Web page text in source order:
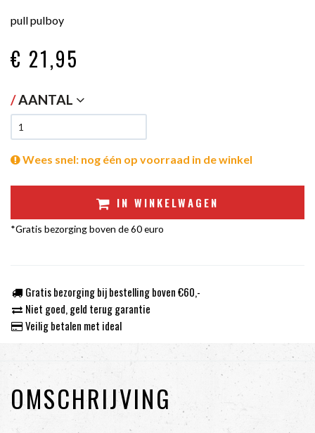
pull pulboy
€ 21,95
/AANTAL
Wees snel: nog één op voorraad in de winkel
IN WINKELWAGEN
*Gratis bezorging boven de 60 euro
Gratis bezorging bij bestelling boven €60,-
Niet goed, geld terug garantie
Veilig betalen met ideal
OMSCHRIJVING